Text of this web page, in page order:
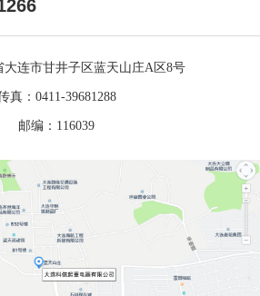
大连市甘井子区蓝天山庄A区8号
真：0411-39681288
邮编：116039